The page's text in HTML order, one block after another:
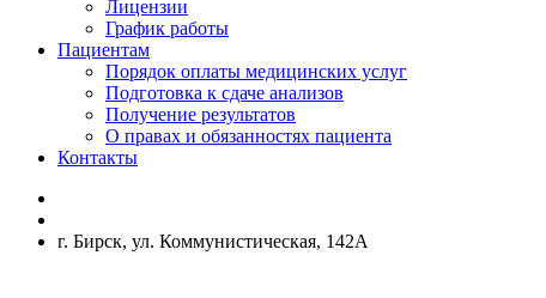
Лицензии
График работы
Пациентам
Порядок оплаты медицинских услуг
Подготовка к сдаче анализов
Получение результатов
О правах и обязанностях пациента
Контакты
г. Бирск, ул. Коммунистическая, 142А